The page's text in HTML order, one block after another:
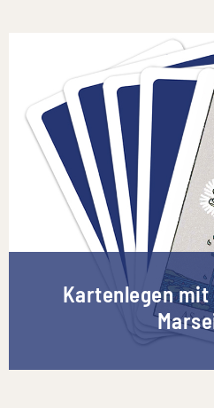
Kartenlegen